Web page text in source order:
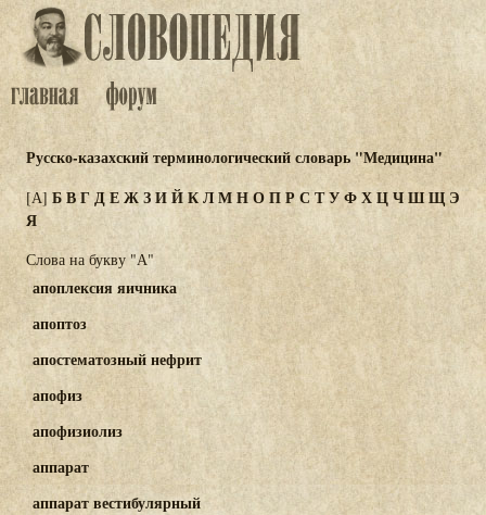
Русско-казахский терминологический словарь "Медицина"
[А] БВГДЕЖЗИЙКЛМНОПРСТУФХЦЧШЩ Э
Я
Слова на букву "А"
апоплексия яичника
апоптоз
апостематозный нефрит
апофиз
апофизиолиз
аппарат
аппарат вестибулярный